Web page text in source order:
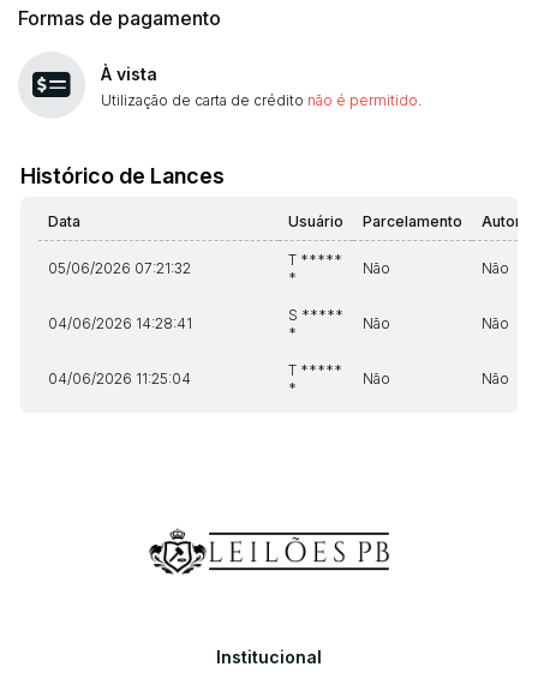
Formas de pagamento
À vista
Utilização de carta de crédito não é permitido
Histórico de Lances
Data Usuário Parcelamento
05/06/2026 07:21:32
T *****
*
Não Não
04/06/2026 14:28:41
S *****
*
Não Não
04/06/2026 11:25:04
T *****
*
Não Não
Institucional